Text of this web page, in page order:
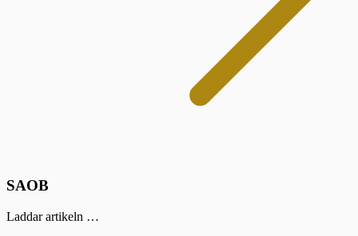
SAOB
Laddar artikeln …